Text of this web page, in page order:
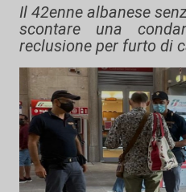
Il 42enne albanese
scontare una
reclusione per furto di